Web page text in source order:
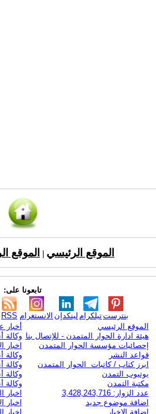
الموقع الرئيسي الموقع
تابعونا على:
RSS الانستغرام لينكدإن تيلكرامبنترست
الموقع الرئيسي
هيئة ادارة الحوار المتمدن - للإتصال بنا
إحصائيات مؤسسة الحوار المتمدن
قواعد النشر
ابرز كتاب / كاتبات الحوار المتمدن
يوتيوب التمدن
مكتبة التمدن
عدد الزوار: 3,428,243,716
اضافة موضوع جديد
اضافة الاخبار
أخبار
وكالة
اخبار
وكالة
وكالة
وكالة
وكالة
اخبار
اخبار
اخبار